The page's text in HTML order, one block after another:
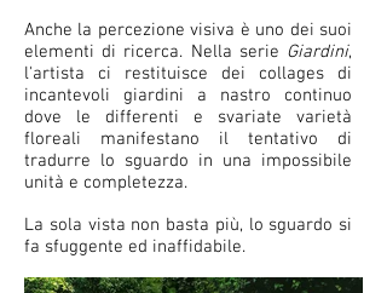
Anche la percezione visiva è uno dei suoi
elementi di ricerca. Nella serie Giardini,
l'artista ci restituisce dei collages di
incantevoli giardini a nastro continuo
dove le differenti e svariate varietà
floreali manifestano il tentativo di
tradurre lo sguardo in una impossibile
unità e completezza.
La sola vista non basta più, lo sguardo si
fa sfuggente ed inaffidabile.